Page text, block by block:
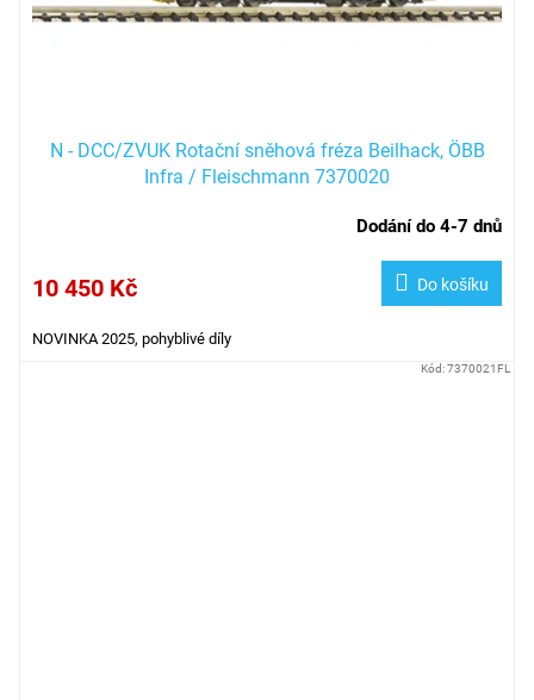
N - DCC/ZVUK Rotační sněhová fréza Beilhack, ÖBB
Infra / Fleischmann 7370020
Dodání do 4-7 dnů
10 450 Kč Do košíku
NOVINKA 2025, pohyblivé díly
Kód:7370021FL